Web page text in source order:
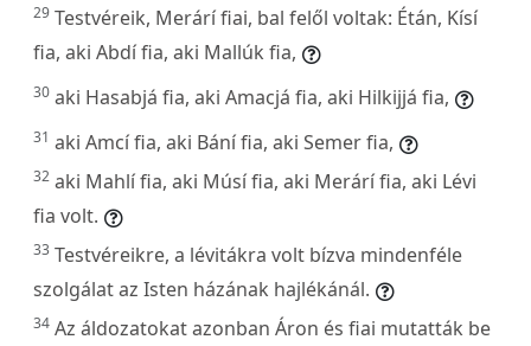
29 Testvéreik, Merárí fiai, bal felől voltak: Étán, Kísí
fia, aki Abdí fia, aki Mallúk fia,
30 aki Hasabjá fia, aki Amacjá fia, aki Hilkijjá fia,
31 aki Amcí fia, aki Bání fia, aki Semer fia,
32 aki Mahlí fia, aki Músí fia, aki Merárí fia, aki Lévi
fia volt.
33 Testvéreikre, a lévitákra volt bízva mindenféle
szolgálat az Isten házának hajlékánál.
34 Az áldozatokat azonban Áron és fiai mutatták be